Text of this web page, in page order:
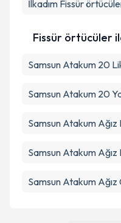
İlkadım Fissür
Fissür örtücüler
Samsun Atakum 20
Samsun Atakum 20
Samsun Atakum Ağız
Samsun Atakum Ağız
Samsun Atakum Ağız